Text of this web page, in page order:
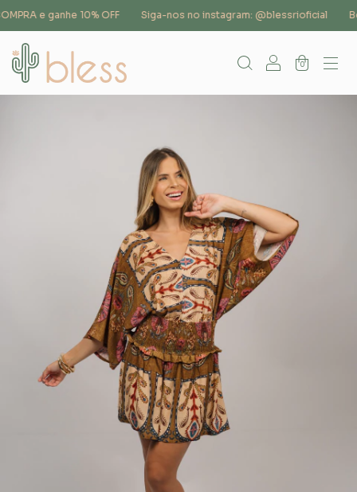
e ganhe 10% OFF Siga-nos no instagram: @blessrioficial
0